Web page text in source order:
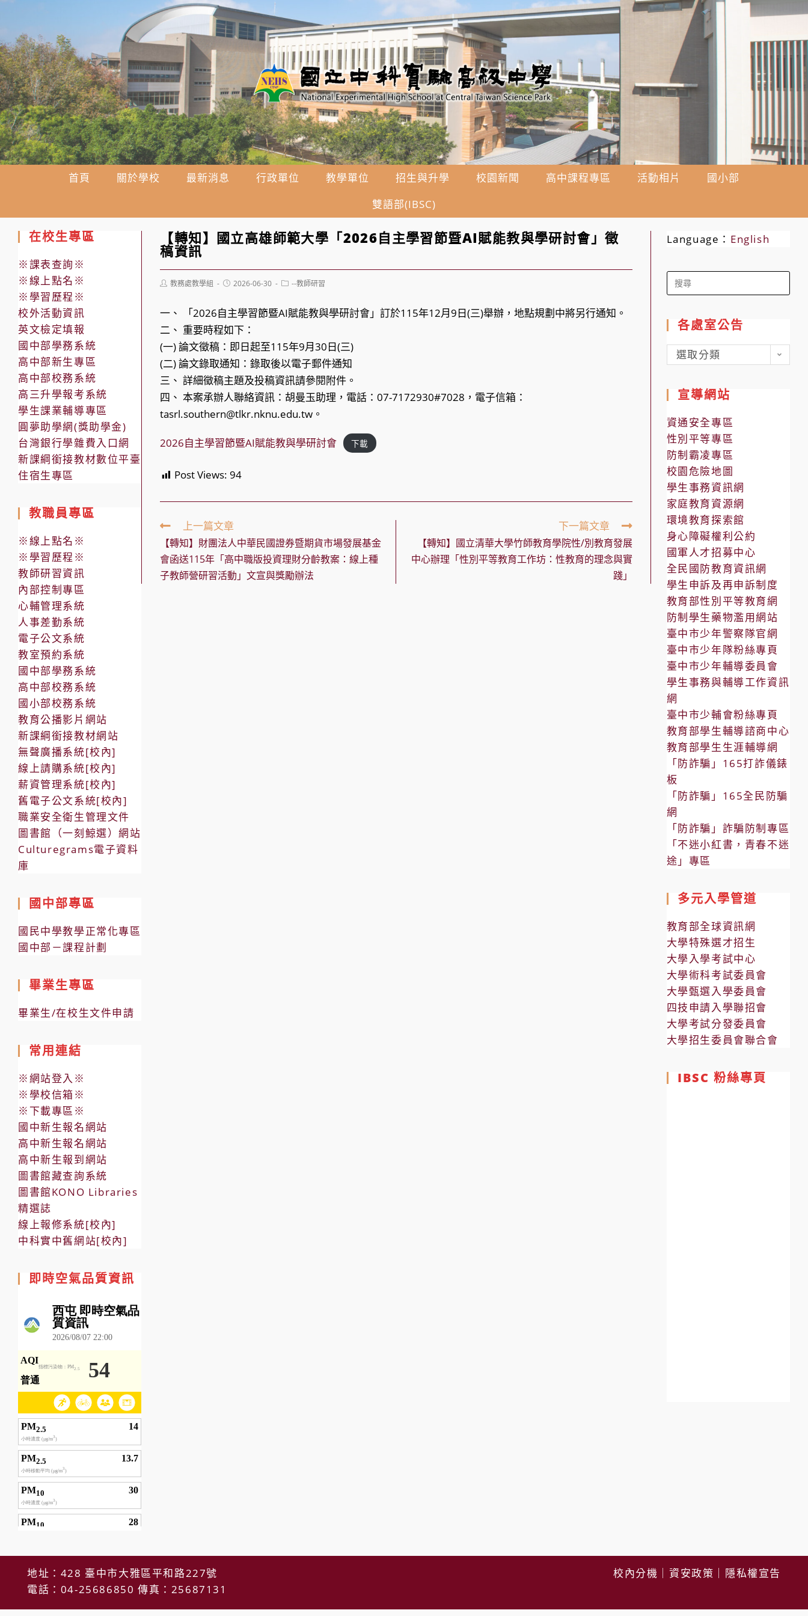
至
主
要
內
容
首頁 關於學校 最新消息 行政單位 教學單位 招生與升學 校園新聞 高中課程專區 活動相片
國小部
雙語部(IBSC)
【轉知】國立高雄師範大學「2026自主學習節暨AI賦能教與學研討會」徵
稿資訊
Post教務處教學組
Post2026-06-30
Post--教師研習
一、 「2026自主學習節暨AI賦能教與學研討會」訂於115年12月9日(三)舉辦，地點規劃中將另行通知。
二、 重要時程如下：
(一) 論文徵稿：即日起至115年9月30日(三)
(二) 論文錄取通知：錄取後以電子郵件通知
三、 詳細徵稿主題及投稿資訊請參閱附件。
四、 本案承辦人聯絡資訊：胡曼玉助理，電話：07-7172930#7028，電子信箱：
tasrl.southern@tlkr.nknu.edu.tw。
2026自主學習節暨AI賦能教與學研討會 下載
Post Views: 94
Read
more
articles
上一篇文章
【轉知】財團法人中華民國證券暨期貨市場發展基金
會函送115年「高中職版投資理財分齡教案：線上種
子教師營研習活動」文宣與獎勵辦法
下一篇文章
【轉知】國立清華大學竹師教育學院性/別教育發展
中心辦理「性別平等教育工作坊：性教育的理念與實
踐」
在校生專區
※課表查詢※
※線上點名※
※學習歷程※
校外活動資訊
英文檢定填報
國中部學務系統
高中部新生專區
高中部校務系統
高三升學報考系統
學生課業輔導專區
圓夢助學網(獎助學金)
台灣銀行學雜費入口網
新課綱銜接教材數位平臺
住宿生專區
教職員專區
※線上點名※
※學習歷程※
教師研習資訊
內部控制專區
心輔管理系統
人事差勤系統
電子公文系統
教室預約系統
國中部學務系統
高中部校務系統
國小部校務系統
教育公播影片網站
新課綱銜接教材網站
無聲廣播系統[校內]
線上請購系統[校內]
薪資管理系統[校內]
舊電子公文系統[校內]
職業安全衛生管理文件
圖書館（一刻鯨選）網站
Culturegrams電子資料
庫
國中部專區
國民中學教學正常化專區
國中部－課程計劃
畢業生專區
畢業生/在校生文件申請
常用連結
※網站登入※
※學校信箱※
※下載專區※
國中新生報名網站
高中新生報名網站
高中新生報到網站
圖書館藏查詢系統
圖書館KONO Libraries
精選誌
線上報修系統[校內]
中科實中舊網站[校內]
即時空氣品質資訊
Language： English
Search
for:
各處室公告
各
處
公
告
選取分類
宣導網站
資通安全專區
性別平等專區
防制霸凌專區
校園危險地圖
學生事務資訊網
家庭教育資源網
環境教育探索館
身心障礙權利公約
國軍人才招募中心
全民國防教育資訊網
學生申訴及再申訴制度
教育部性別平等教育網
防制學生藥物濫用網站
臺中市少年警察隊官網
臺中市少年隊粉絲專頁
臺中市少年輔導委員會
學生事務與輔導工作資訊
網
臺中市少輔會粉絲專頁
教育部學生輔導諮商中心
教育部學生生涯輔導網
「防詐騙」165打詐儀錶
板
「防詐騙」165全民防騙
網
「防詐騙」詐騙防制專區
「不迷小紅書，青春不迷
途」專區
多元入學管道
教育部全球資訊網
大學特殊選才招生
大學入學考試中心
大學術科考試委員會
大學甄選入學委員會
四技申請入學聯招會
大學考試分發委員會
大學招生委員會聯合會
IBSC 粉絲專頁
地址：428 臺中市大雅區平和路227號
電話：04-25686850 傳真：25687131
校內分機 資安政策 隱私權宣告